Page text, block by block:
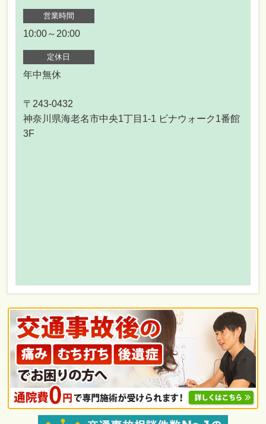
営業時間
10:00～20:00
定休日
年中無休
〒243-0432
神奈川県海老名市中央1丁目1-1 ビナウォーク1番館
3F